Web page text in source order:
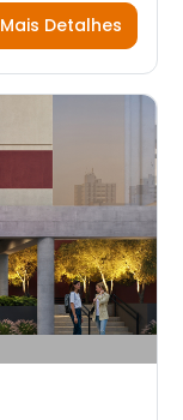
Mais Detalhes